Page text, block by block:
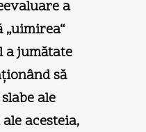
a
„uimirea“
a jumătate
să
ale
acesteia,